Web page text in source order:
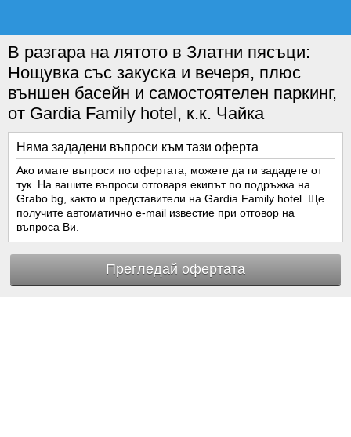
В разгара на лятото в Златни пясъци:
Нощувка със закуска и вечеря, плюс
външен басейн и самостоятелен паркинг,
от Gardia Family hotel, к.к. Чайка
Няма зададени въпроси към тази оферта
Ако имате въпроси по офертата, можете да ги зададете от
тук. На вашите въпроси отговаря екипът по подръжка на
Grabo.bg, както и представители на Gardia Family hotel. Ще
получите автоматично e-mail известие при отговор на
въпроса Ви.
Прегледай офертата